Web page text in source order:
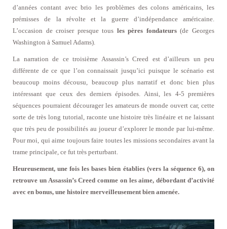
d’années contant avec brio les problèmes des colons américains, les
prémisses de la révolte et la guerre d’indépendance américaine.
L’occasion de croiser presque tous les pères fondateurs(de Georges
Washington à Samuel Adams).
La narration de ce troisième Assassin’s Creed est d’ailleurs un peu
différente de ce que l’on connaissait jusqu’ici puisque le scénario est
beaucoup moins décousu, beaucoup plus narratif et donc bien plus
intéressant que ceux des derniers épisodes. Ainsi, les 4-5 premières
séquences pourraient décourager les amateurs de monde ouvert car, cette
sorte de très long tutorial, raconte une histoire très linéaire et ne laissant
que très peu de possibilités au joueur d’explorer le monde par lui-même.
Pour moi, qui aime toujours faire toutes les missions secondaires avant la
trame principale, ce fut très perturbant.
Heureusement, une fois les bases bien établies (vers la séquence 6), on
retrouve un Assassin’s Creed comme on les aime, débordant d’activité
avec en bonus, une histoire merveilleusement bien amenée.